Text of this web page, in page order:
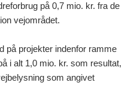
på 0,7 mio. kr. fra de
vejområdet.
på projekter indenfor ramme
i alt 1,0 mio. kr. som resultat,
som angivet